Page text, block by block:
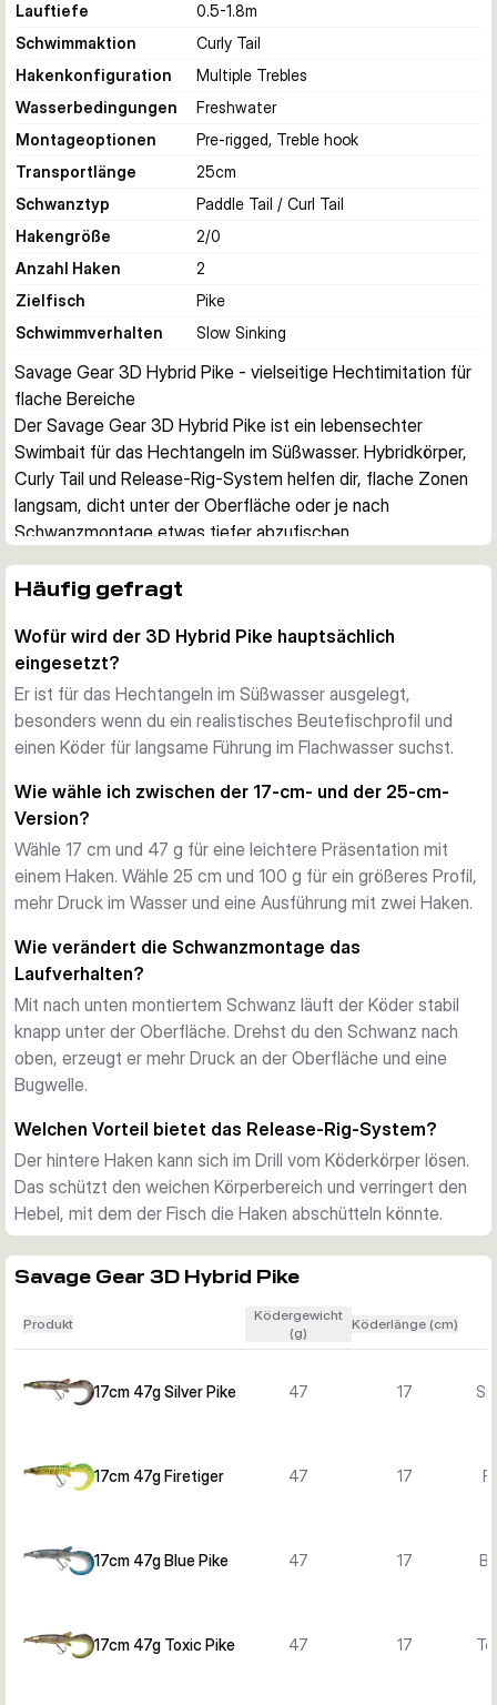
Lauftiefe
0.5-1.8m
Schwimmaktion
Curly Tail
Hakenkonfiguration
Multiple Trebles
Wasserbedingungen
Freshwater
Montageoptionen
Pre-rigged, Treble hook
Transportlänge
25cm
Schwanztyp
Paddle Tail / Curl Tail
Hakengröße
2/0
Anzahl Haken
2
Zielfisch
Pike
Schwimmverhalten
Slow Sinking
Savage Gear 3D Hybrid Pike - vielseitige Hechtimitation für
flache Bereiche
Der Savage Gear 3D Hybrid Pike ist ein lebensechter
Swimbait für das Hechtangeln im Süßwasser. Hybridkörper,
Curly Tail und Release-Rig-System helfen dir, flache Zonen
langsam, dicht unter der Oberfläche oder je nach
Schwanzmontage etwas tiefer abzufischen.
Der Köder nutzt 3D-gescannte Details und fotogedruckte
natürliche Anmutung ist darauf ausgelegt, auch vorsichtige
Räuber zum entschlossenen Biss zu bringen.
Anpassbares Laufverhalten
Der Curly Tail verändert die Aktion je nach Montage. Mit nach
unten montiertem Schwanz läuft der Köder stabil unter der
mehr Wasser dicht an der Oberfläche und erzeugt eine gut
sichtbare Bugwelle.
Für langsame Führung gemacht
Das ist besonders nützlich, wenn Hechte vorsichtig sind
oder flach stehen. Der Köder lässt sich langsam führen,
eingebaute Rassel zusätzliche Reize setzt.
Schutz durch Release Rig
Das drehbare Release-Rig-System erlaubt es dem hinteren
Haken, sich im Drill vom Körper zu lösen. Das schützt den
weichen Schwanzbereich und verringert den Hebel, den der
Fisch gegen den Köder nutzen kann.
Verfügbare Größen
Die 17-cm-Version wiegt 47 g und ist mit einem Haken
ausgestattet. Die 25-cm-Version wiegt 100 g und ist mit
zwei Haken ausgestattet. Beide Versionen werden als
fangfertiger Swimbait in der gewählten Farbe geliefert.
Häufig gefragt
Wofür wird der 3D Hybrid Pike hauptsächlich
eingesetzt?
Er ist für das Hechtangeln im Süßwasser ausgelegt,
besonders wenn du ein realistisches Beutefischprofil und
einen Köder für langsame Führung im Flachwasser suchst.
Wie wähle ich zwischen der 17-cm- und der 25-cm-
Version?
Wähle 17 cm und 47 g für eine leichtere Präsentation mit
einem Haken. Wähle 25 cm und 100 g für ein größeres Profil,
mehr Druck im Wasser und eine Ausführung mit zwei Haken.
Wie verändert die Schwanzmontage das
Laufverhalten?
Mit nach unten montiertem Schwanz läuft der Köder stabil
knapp unter der Oberfläche. Drehst du den Schwanz nach
oben, erzeugt er mehr Druck an der Oberfläche und eine
Bugwelle.
Welchen Vorteil bietet das Release-Rig-System?
Der hintere Haken kann sich im Drill vom Köderkörper lösen.
Das schützt den weichen Körperbereich und verringert den
Hebel, mit dem der Fisch die Haken abschütteln könnte.
Savage Gear 3D Hybrid Pike
Produkt
Ködergewicht
(g)
Köderlänge (cm)
17cm 47g Silver Pike 47 17
17cm 47g Firetiger 47 17
17cm 47g Blue Pike 47 17
17cm 47g Toxic Pike 47 17